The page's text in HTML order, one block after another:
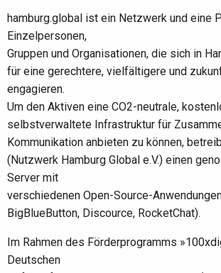
hamburg.global ist ein Netzwerk und eine
Einzelpersonen,
Gruppen und Organisationen, die sich in
für eine gerechtere, vielfältigere und
engagieren.
Um den Aktiven eine CO2-neutrale,
selbstverwaltete Infrastruktur für
Kommunikation anbieten zu können,
(Nutzwerk Hamburg Global e.V.) einen
Server mit
verschiedenen Open-Source-
BigBlueButton, Discource, RocketChat).
Im Rahmen des Förderprogramms
Deutschen